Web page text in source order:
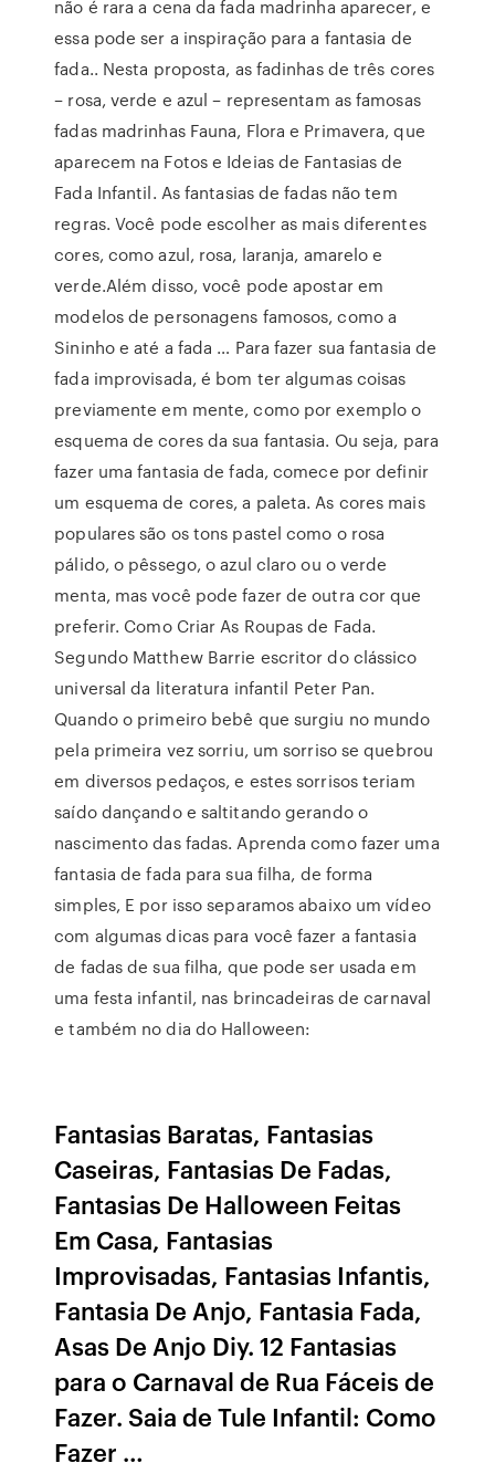
não é rara a cena da fada madrinha aparecer, e
essa pode ser a inspiração para a fantasia de
fada.. Nesta proposta, as fadinhas de três cores
– rosa, verde e azul – representam as famosas
fadas madrinhas Fauna, Flora e Primavera, que
aparecem na Fotos e Ideias de Fantasias de
Fada Infantil. As fantasias de fadas não tem
regras. Você pode escolher as mais diferentes
cores, como azul, rosa, laranja, amarelo e
verde.Além disso, você pode apostar em
modelos de personagens famosos, como a
Sininho e até a fada … Para fazer sua fantasia de
fada improvisada, é bom ter algumas coisas
previamente em mente, como por exemplo o
esquema de cores da sua fantasia. Ou seja, para
fazer uma fantasia de fada, comece por definir
um esquema de cores, a paleta. As cores mais
populares são os tons pastel como o rosa
pálido, o pêssego, o azul claro ou o verde
menta, mas você pode fazer de outra cor que
preferir. Como Criar As Roupas de Fada.
Segundo Matthew Barrie escritor do clássico
universal da literatura infantil Peter Pan.
Quando o primeiro bebê que surgiu no mundo
pela primeira vez sorriu, um sorriso se quebrou
em diversos pedaços, e estes sorrisos teriam
saído dançando e saltitando gerando o
nascimento das fadas. Aprenda como fazer uma
fantasia de fada para sua filha, de forma
simples, E por isso separamos abaixo um vídeo
com algumas dicas para você fazer a fantasia
de fadas de sua filha, que pode ser usada em
uma festa infantil, nas brincadeiras de carnaval
e também no dia do Halloween:
Fantasias Baratas, Fantasias
Caseiras, Fantasias De Fadas,
Fantasias De Halloween Feitas
Em Casa, Fantasias
Improvisadas, Fantasias Infantis,
Fantasia De Anjo, Fantasia Fada,
Asas De Anjo Diy. 12 Fantasias
para o Carnaval de Rua Fáceis de
Fazer. Saia de Tule Infantil: Como
Fazer …